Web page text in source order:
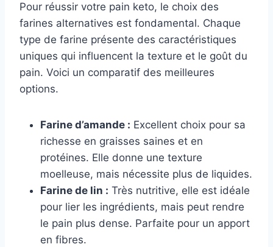
Pour réussir votre pain keto, le choix des
farines alternatives est fondamental. Chaque
type de farine présente des caractéristiques
uniques qui influencent la texture et le goût du
pain. Voici un comparatif des meilleures
options.
Farine d’amande : Excellent choix pour sa
richesse en graisses saines et en
protéines. Elle donne une texture
moelleuse, mais nécessite plus de liquides.
Farine de lin : Très nutritive, elle est idéale
pour lier les ingrédients, mais peut rendre
le pain plus dense. Parfaite pour un apport
en fibres.